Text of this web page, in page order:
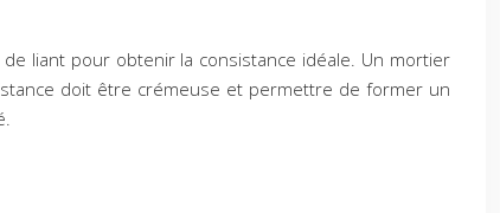
liant pour obtenir la consistance idéale. Un mortier
doit être crémeuse et permettre de former un